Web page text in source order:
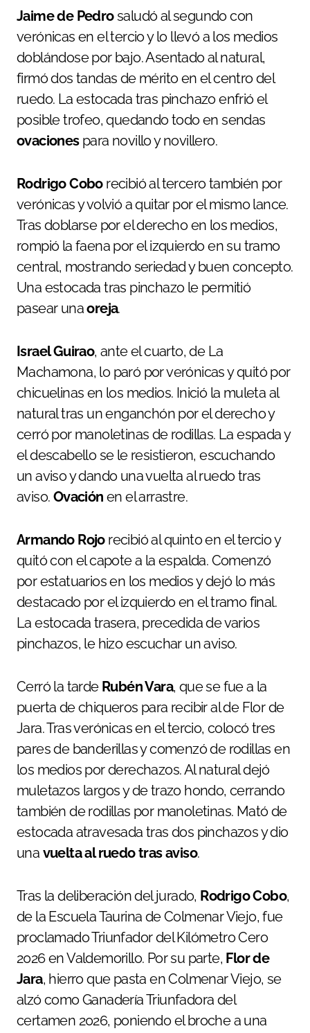
Jaime de Pedrosaludó al segundo con
verónicas en el tercio y lo llevó a los medios
doblándose por bajo. Asentado al natural,
firmó dos tandas de mérito en el centro del
ruedo. La estocada tras pinchazo enfrió el
posible trofeo, quedando todo en sendas
ovacionespara novillo y novillero.
Rodrigo Coborecibió al tercero también por
verónicas y volvió a quitar por el mismo lance.
Tras doblarse por el derecho en los medios,
rompió la faena por el izquierdo en su tramo
central, mostrando seriedad y buen concepto.
Una estocada tras pinchazo le permitió
pasear unaoreja.
Israel Guirao, ante el cuarto, de La
Machamona, lo paró por verónicas y quitó por
chicuelinas en los medios. Inició la muleta al
natural tras un enganchón por el derecho y
cerró por manoletinas de rodillas. La espada y
el descabello se le resistieron, escuchando
un aviso y dando una vuelta al ruedo tras
aviso. Ovación en el arrastre.
Armando Rojorecibió al quinto en el tercio y
quitó con el capote a la espalda. Comenzó
por estatuarios en los medios y dejó lo más
destacado por el izquierdo en el tramo final.
La estocada trasera, precedida de varios
pinchazos, le hizo escuchar un aviso.
Cerró la tarde Rubén Vara, que se fue a la
puerta de chiqueros para recibir al de Flor de
Jara. Tras verónicas en el tercio, colocó tres
pares de banderillas y comenzó de rodillas en
los medios por derechazos. Al natural dejó
muletazos largos y de trazo hondo, cerrando
también de rodillas por manoletinas. Mató de
estocada atravesada tras dos pinchazos y dio
una vuelta al ruedo tras aviso.
Tras la deliberación del jurado, Rodrigo Cobo,
de la Escuela Taurina de Colmenar Viejo, fue
proclamado Triunfador del Kilómetro Cero
2026 en Valdemorillo. Por su parte, Flor de
Jara, hierro que pasta en Colmenar Viejo, se
alzó como Ganadería Triunfadora del
certamen 2026, poniendo el broche a una